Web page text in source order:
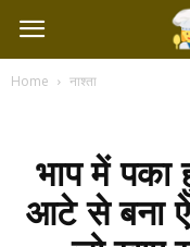
Home नाश्ता
भाप में
आटे से बना